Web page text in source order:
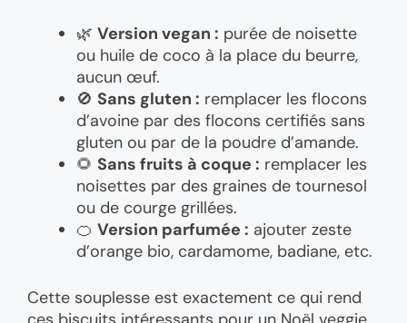
🌿 Version vegan : purée de noisette
ou huile de coco à la place du beurre,
aucun œuf.
🚫 Sans gluten : remplacer les flocons
d’avoine par des flocons certifiés sans
gluten ou par de la poudre d’amande.
🌻 Sans fruits à coque : remplacer les
noisettes par des graines de tournesol
ou de courge grillées.
🍊 Version parfumée : ajouter zeste
d’orange bio, cardamome, badiane, etc.
Cette souplesse est exactement ce qui rend